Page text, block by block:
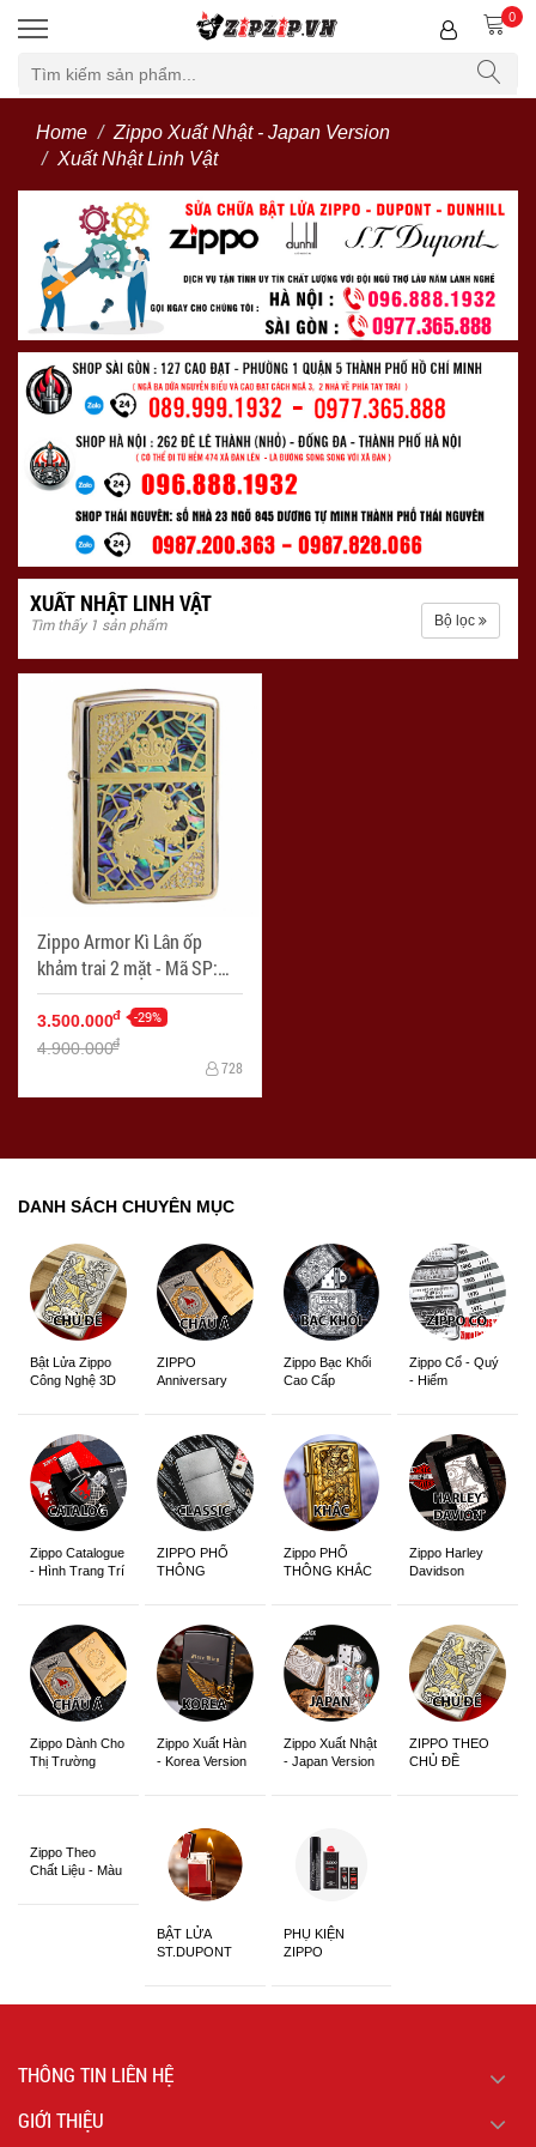
0
Home
Zippo Xuất Nhật - Japan Version
Xuất Nhật Linh Vật
XUẤT NHẬT LINH VẬT
Tìm thấy 1 sản phẩm Bộ lọc
Zippo Armor Kì Lân ốp
khảm trai 2 mặt - Mã SP:
ZPC4264
3.500.000đ -29%
4.900.000đ
728
DANH SÁCH CHUYÊN MỤC
Bật Lửa Zippo
Công Nghệ 3D
ZIPPO
Anniversary
Zippo Bạc Khối
Cao Cấp
Zippo Cổ - Quý
- Hiếm
Zippo Catalogue
- Hình Trang Trí
ZIPPO PHỔ
THÔNG
Zippo PHỔ
THÔNG KHẮC
Zippo Harley
Davidson
Zippo Dành Cho
Thị Trường
Zippo Xuất Hàn
- Korea Version
Zippo Xuất Nhật
- Japan Version
ZIPPO THEO
CHỦ ĐỀ
Zippo Theo
Chất Liệu - Màu
BẬT LỬA
ST.DUPONT
PHỤ KIỆN
ZIPPO
THÔNG TIN LIÊN HỆ
GIỚI THIỆU